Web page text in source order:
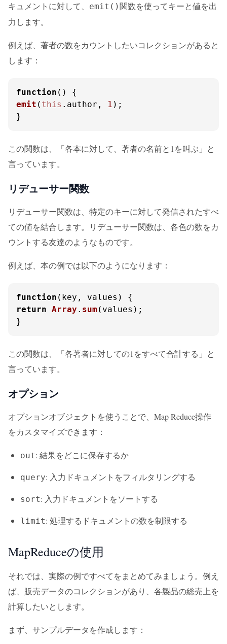
キュメントに対して、
emit()関数を使ってキーと値を出
力します。
例えば、著者の数をカウントしたいコレクションがあると
します：
function (
emit ( this . author , 1 );
}
この関数は、「各本に対して、著者の名前と1を叫ぶ」と
言っています。
リデューサー関数
リデューサー関数は、特定のキーに対して発信されたすべ
ての値を結合します。リデューサー関数は、各色の数をカ
ウントする友達のようなものです。
例えば、本の例では以下のようになります：
function ( key, values
return Array . sum (values);
}
この関数は、「各著者に対しての1をすべて合計する」と
言っています。
オプション
オプションオブジェクトを使うことで、Map Reduce操作
をカスタマイズできます：
out: 結果をどこに保存するか
query: 入力ドキュメントをフィルタリングする
sort: 入力ドキュメントをソートする
limit: 処理するドキュメントの数を制限する
MapReduceの使用
それでは、実際の例ですべてをまとめてみましょう。例え
ば、販売データのコレクションがあり、各製品の総売上を
計算したいとします。
まず、サンプルデータを作成します：